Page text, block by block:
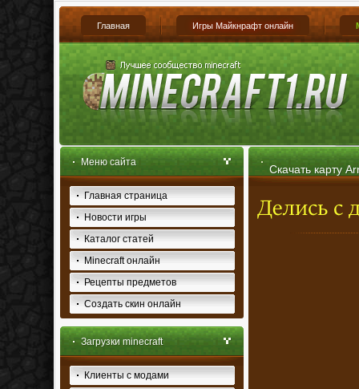
Главная Игры Майкнрафт онлайн
Меню сайта
Главная страница
Новости игры
Каталог статей
Minecraft онлайн
Рецепты предметов
Создать скин онлайн
Загрузки minecraft
Клиенты с модами
Скачать карту